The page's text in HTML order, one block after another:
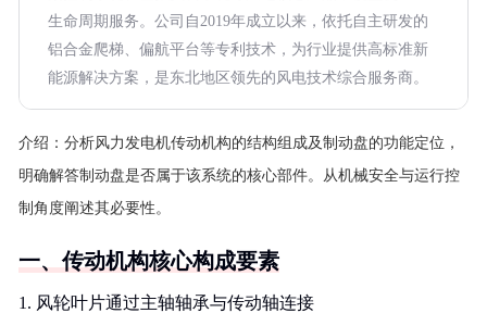
生命周期服务。公司自2019年成立以来，依托自主研发的
铝合金爬梯、偏航平台等专利技术，为行业提供高标准新
能源解决方案，是东北地区领先的风电技术综合服务商。
介绍： 分析风力发电机传动机构的结构组成及制动盘的功能定位，
明确解答制动盘是否属于该系统的核心部件。从机械安全与运行控
制角度阐述其必要性。
一、传动机构核心构成要素
1. 风轮叶片通过主轴轴承与传动轴连接